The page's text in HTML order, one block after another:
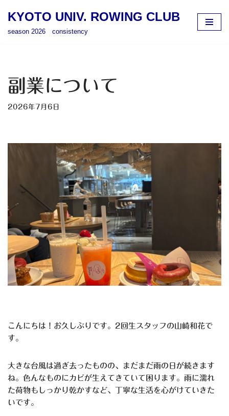
ツ
へ
KYOTO UNIV. ROWING CLUB
season 2026 consistency
副業について
2026年7月6日
こんにちは！お久しぶりです。 2回生スタッフの山崎和花で
す。
大きな台風は過ぎ去ったものの、まだまだ雨の日が続きます
ね。色んなものにカビが生えてきていて困ります。雨に濡れ
た荷物もしっかり乾かすなど、丁寧な生活を心がけていきた
いです。